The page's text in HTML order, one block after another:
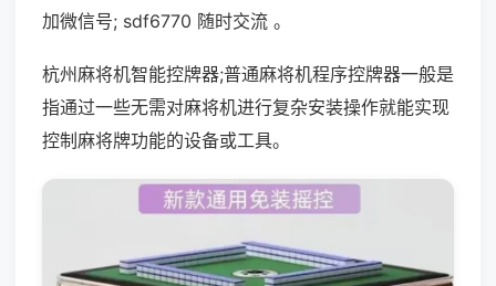
加微信号; sdf6770 随时交流 。
杭州麻将机智能控牌器;普通麻将机程序控牌器一般是
指通过一些无需对麻将机进行复杂安装操作就能实现
控制麻将牌功能的设备或工具。